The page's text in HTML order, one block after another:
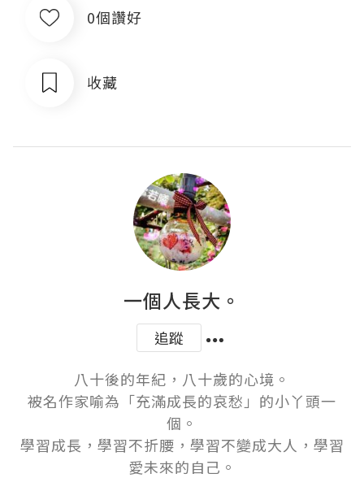
0個讚好
收藏
一個人長大。
追蹤
八十後的年紀，八十歲的心境。
被名作家喻為「充滿成長的哀愁」的小丫頭一
個。
學習成長，學習不折腰，學習不變成大人，學習
愛未來的自己。